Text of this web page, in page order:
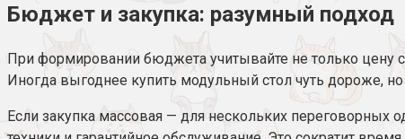
Бюджет и закупка: разумный подход
При формировании бюджета учитывайте не только цену
Иногда выгоднее купить модульный стол чуть дороже,
Если закупка массовая — для нескольких переговорных